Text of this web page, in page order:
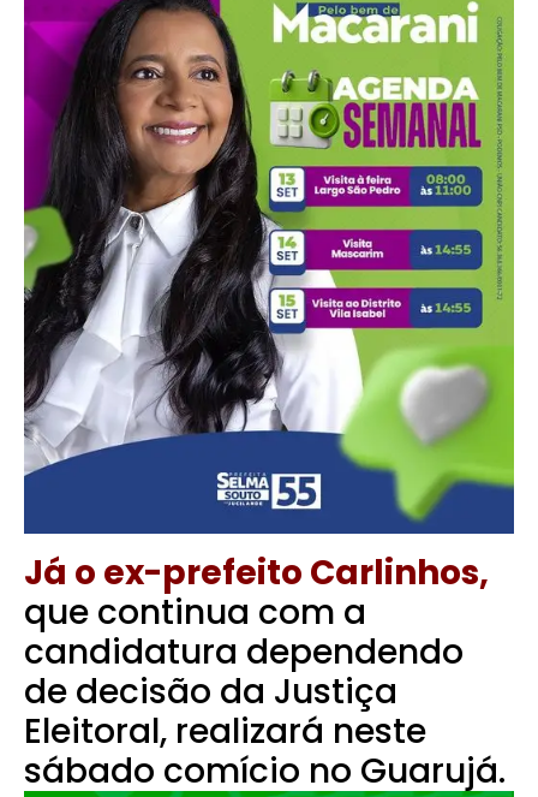
Já o ex-prefeito Carlinhos,
que continua com a
candidatura dependendo
de decisão da Justiça
Eleitoral, realizará neste
sábado comício no Guarujá.